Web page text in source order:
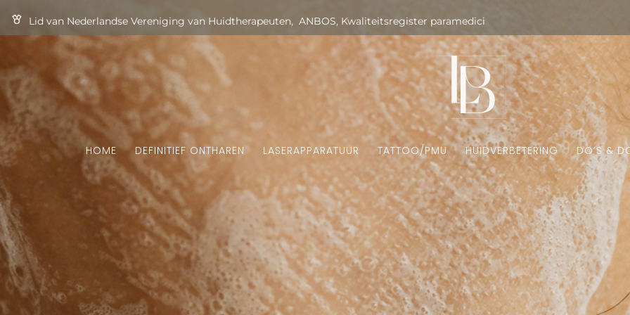
Lid van Nederlandse Vereniging van Huidtherapeuten, ANBOS, Kwaliteitsregister paramedici
HOME DEFINITIEF ONTHAREN LASERAPPARATUUR TATTOO/PMU HUIDVERBETERING DO’S &